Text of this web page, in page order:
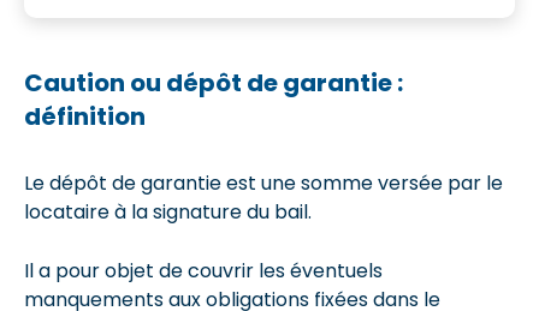
Caution ou dépôt de garantie :
définition
Le dépôt de garantie est une somme versée par le
locataire à la signature du bail.
Il a pour objet de couvrir les éventuels
manquements aux obligations fixées dans le